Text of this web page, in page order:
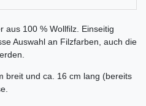
aus 100 % Wollfilz. Einseitig
Auswahl an Filzfarben, auch die
breit und ca. 16 cm lang (bereits